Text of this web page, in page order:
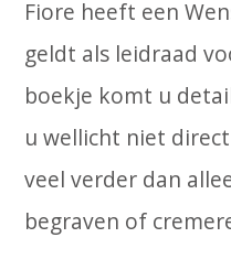
Fiore heeft een
geldt als leidraad
boekje komt u
u wellicht niet
veel verder dan
begraven of